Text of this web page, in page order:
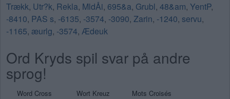
Trækk, Utr?k, Rekla, MldÅi, 695&a, Grubl, 48&am, YentP,
-8410, PAS s, -6135, -3574, -3090, Zarin, -1240, servu,
-1165, æurlg, -3574, Ædeuk
Ord Kryds spil svar på andre
sprog!
Word Cross Wort Kreuz Mots Croisés